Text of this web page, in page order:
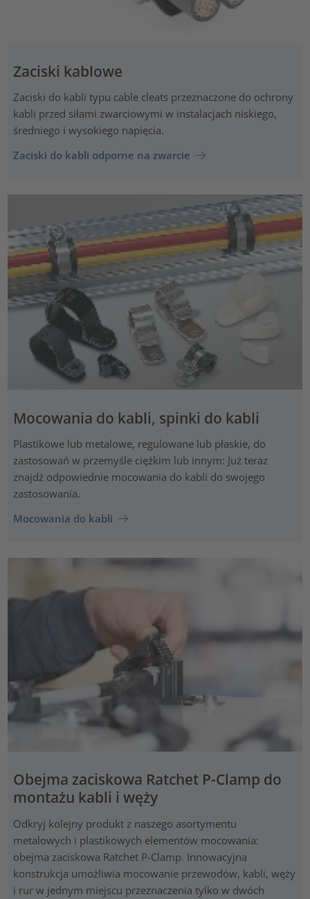
Zaciski kablowe
Zaciski do kabli typu cable cleats przeznaczone do ochrony
kabli przed siłami zwarciowymi w instalacjach niskiego,
średniego i wysokiego napięcia.
Zaciski do kabli odporne na zwarcie
Mocowania do kabli, spinki do kabli
Plastikowe lub metalowe, regulowane lub płaskie, do
zastosowań w przemyśle ciężkim lub innym: Już teraz
znajdź odpowiednie mocowania do kabli do swojego
zastosowania.
Mocowania do kabli
Obejma zaciskowa Ratchet P-Clamp do
montażu kabli i węży
Odkryj kolejny produkt z naszego asortymentu
metalowych i plastikowych elementów mocowania:
obejma zaciskowa Ratchet P-Clamp. Innowacyjna
konstrukcja umożliwia mocowanie przewodów, kabli, węży
i rur w jednym miejscu przeznaczenia tylko w dwóch